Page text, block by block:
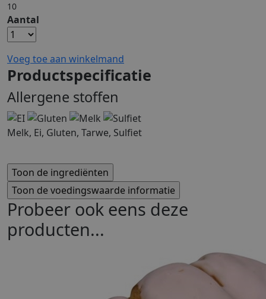
10
Aantal
Voeg toe aan winkelmand
Productspecificatie
Allergene stoffen
Melk, Ei, Gluten, Tarwe, Sulfiet
Probeer ook eens deze
producten...